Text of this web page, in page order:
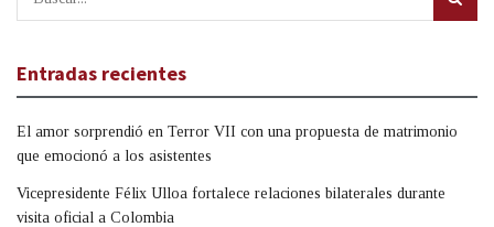
Entradas recientes
El amor sorprendió en Terror VII con una propuesta de matrimonio
que emocionó a los asistentes
Vicepresidente Félix Ulloa fortalece relaciones bilaterales durante
visita oficial a Colombia